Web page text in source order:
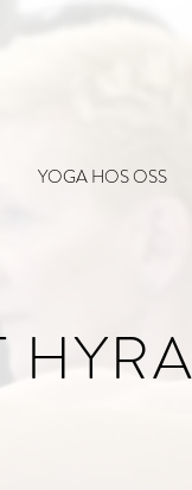
YOGA HOS OSS